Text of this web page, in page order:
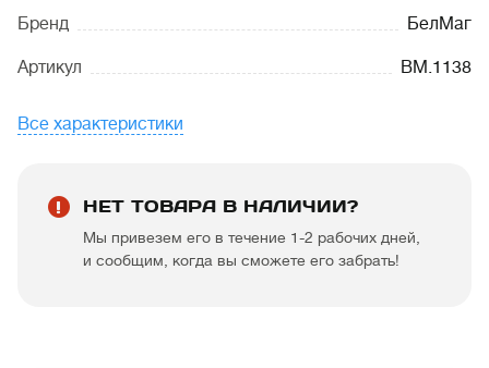
Бренд БелМаг
Артикул BM.1138
Все характеристики
НЕТ ТОВАРА В НАЛИЧИИ?
Мы привезем его в течение 1-2 рабочих дней,
и сообщим, когда вы сможете его забрать!